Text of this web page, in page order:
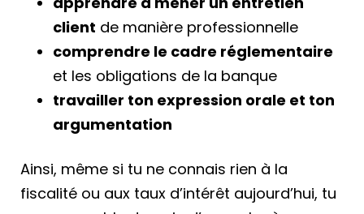
client de manière professionnelle
comprendre le cadre réglementaire
et les obligations de la banque
travailler ton expression orale et ton
argumentation
Ainsi, même si tu ne connais rien à la
fiscalité ou aux taux d’intérêt aujourd’hui, tu